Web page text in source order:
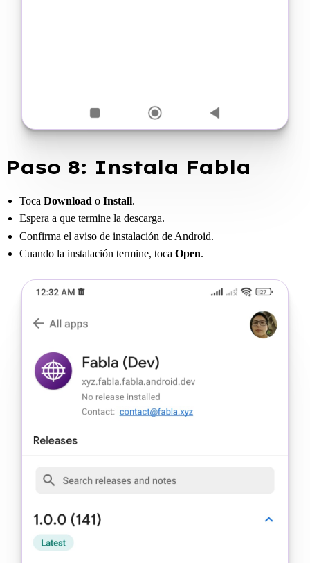
Paso 8: Instala Fabla
Toca Download o Install.
Espera a que termine la descarga.
Confirma el aviso de instalación de Android.
Cuando la instalación termine, toca Open.